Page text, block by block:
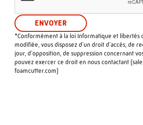
*Conformément à la loi Informatique et libertés
modifiée, vous disposez d’un droit d’accès, de
jour, d’opposition, de suppression concernant
pouvez exercer ce droit en nous contactant (
foamcutter.com)